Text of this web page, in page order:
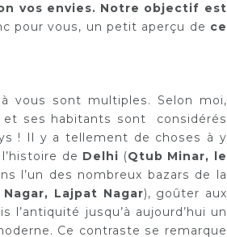
vos envies. Notre objectif est
pour vous, un petit aperçu de ce
vous sont multiples. Selon moi,
et ses habitants sont considérés
! Il y a tellement de choses à y
de Delhi (Qtub Minar, le
l’un des nombreux bazars de la
Lajpat Nagar), goûter aux
l’antiquité jusqu’à aujourd’hui un
Ce contraste se remarque